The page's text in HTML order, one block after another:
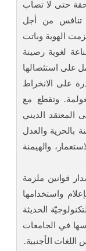
حتى لا تصاب
تنافس من أجل
الهوية وباتت
لغوية رصينة
على استئصالها
على الانخراط
وتقطع مع
المعتقد الديني
بالحرية والعدل
والهيمنة
قوانين ملزمة
واستخدامها
الحديثة
في الجامعات
الأجنبية.